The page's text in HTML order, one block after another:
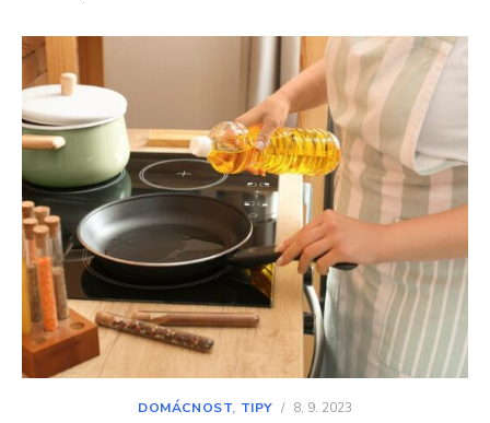
DOMÁCNOST, TIPY / 8. 9. 2023